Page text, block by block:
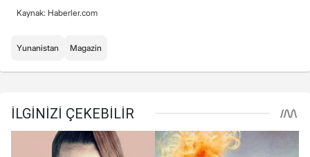
Kaynak: Haberler.com
Yunanistan Magazin